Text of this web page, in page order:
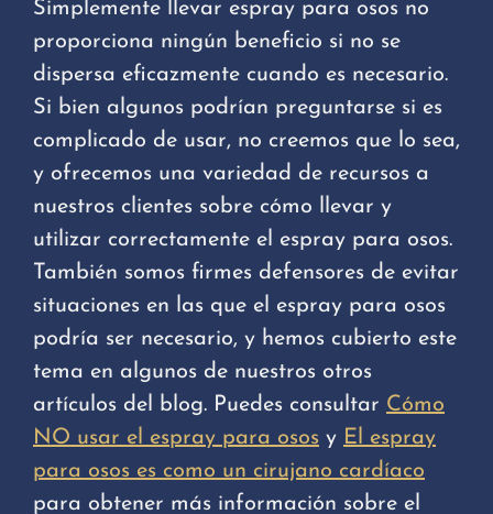
Simplemente llevar espray para osos no
proporciona ningún beneficio si no se
dispersa eficazmente cuando es necesario.
Si bien algunos podrían preguntarse si es
complicado de usar, no creemos que lo sea,
y ofrecemos una variedad de recursos a
nuestros clientes sobre cómo llevar y
utilizar correctamente el espray para osos.
También somos firmes defensores de evitar
situaciones en las que el espray para osos
podría ser necesario, y hemos cubierto este
tema en algunos de nuestros otros
artículos del blog. Puedes consultar Cómo
NO usar el espray para osos y El espray
para osos es como un cirujano cardíaco
para obtener más información sobre el